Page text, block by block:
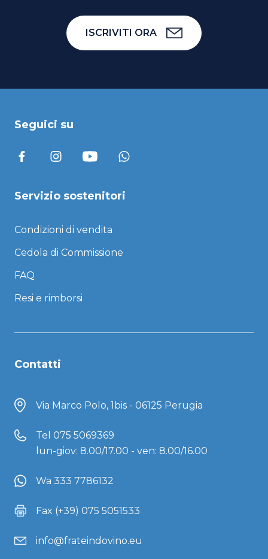
ISCRIVITI ORA
Seguici su
Servizio sostenitori
Condizioni di vendita
Cedola di Commissione
FAQ
Resi e rimborsi
Contatti
Via Marco Polo, 1bis - 06125 Perugia
Tel 075 5069369
lun-giov: 8.00/17.00 - ven: 8.00/16.00
Wa 333 7786132
Fax (+39) 075 5051533
info@frateindovino.eu